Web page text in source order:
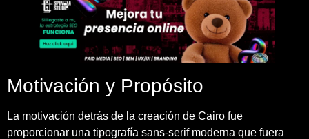
Motivación y Propósito
La motivación detrás de la creación de Cairo fue
proporcionar una tipografía sans-serif moderna que fuera